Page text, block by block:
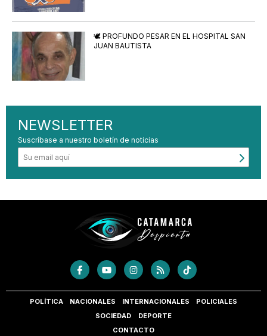
🕊️ PROFUNDO PESAR EN EL HOSPITAL SAN
JUAN BAUTISTA
NEWSLETTER
Suscríbase a nuestro boletín de noticias
POLÍTICA NACIONALES INTERNACIONALES
POLICIALES
SOCIEDAD
DEPORTE
CONTACTO